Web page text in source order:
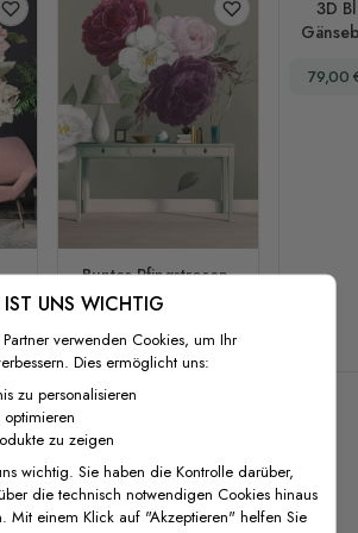
Buntes Pfingstrosen-
und Weiße
Wandtattoo
Sonderpreis
79,00 €Regulärer Preis
105,00 €
3D
79,00
UNS WICHTIG
verwenden Cookies, um Ihr
Dies ermöglicht uns:
zu personalisieren
optimieren
zu zeigen
wichtig. Sie haben die Kontrolle darüber,
die technisch notwendigen Cookies hinaus
Mit einem Klick auf "Akzeptieren" helfen Sie